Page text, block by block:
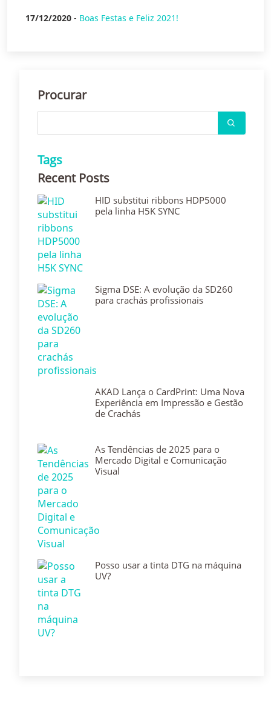
17/12/2020 - Boas Festas e Feliz 2021!
Procurar
Tags
Recent Posts
HID substitui ribbons HDP5000
pela linha H5K SYNC
Sigma DSE: A evolução da SD260
para crachás profissionais
AKAD Lança o CardPrint: Uma Nova
Experiência em Impressão e Gestão
de Crachás
As Tendências de 2025 para o
Mercado Digital e Comunicação
Visual
Posso usar a tinta DTG na máquina
UV?